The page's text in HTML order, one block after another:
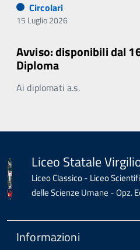
Circolari
15 Luglio 2026
Avviso: disponibili dal
Diploma
Ai diplomati a.s.
Liceo Statale
Liceo Classico - Liceo
delle Scienze Umane - Opz.
Informazioni